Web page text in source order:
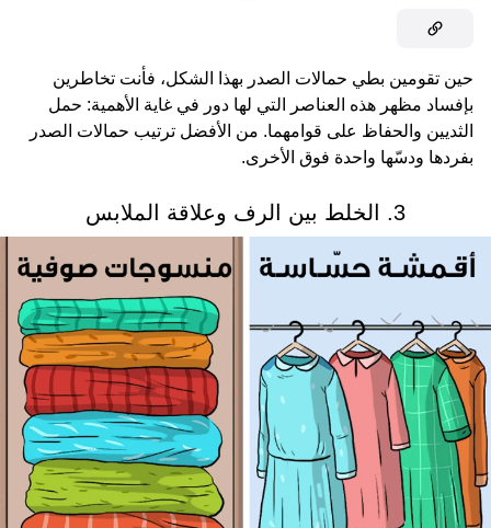
حين تقومين بطي حمالات الصدر بهذا الشكل، فأنت تخاطرين
بإفساد مظهر هذه العناصر التي لها دور في غاية الأهمية: حمل
الثديين والحفاظ على قوامهما. من الأفضل ترتيب حمالات الصدر
بفردها ودسّها واحدة فوق الأخرى.
3. الخلط بين الرف وعلاقة الملابس